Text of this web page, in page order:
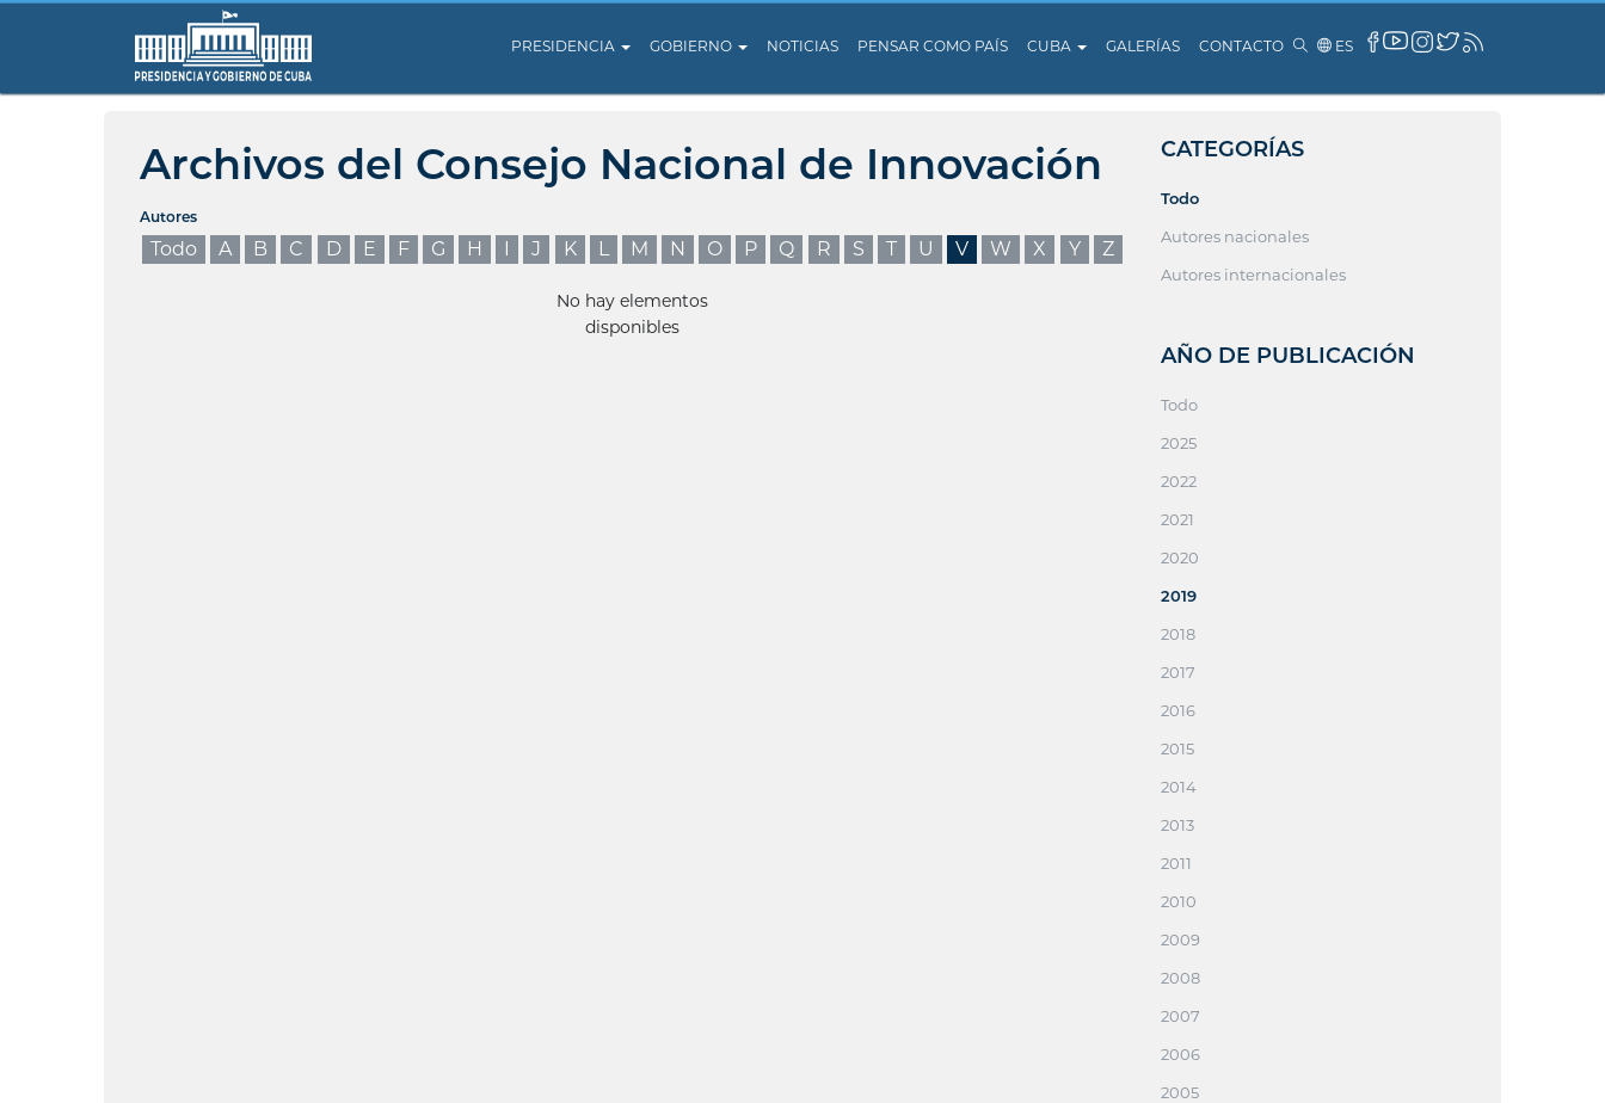
PRESIDENCIA GOBIERNO NOTICIAS PENSAR COMO PAÍS CUBA GALERÍAS CONTACTO ES
Archivos del Consejo Nacional de Innovación
Autores
Todo A B C D E F G H I J K L M N O P Q R S T U V W X Y Z
No hay elementos
disponibles
CATEGORÍAS
Todo
Autores nacionales
Autores internacionales
AÑO DE PUBLICACIÓN
Todo
2025
2022
2021
2020
2019
2018
2017
2016
2015
2014
2013
2011
2010
2009
2008
2007
2006
2005